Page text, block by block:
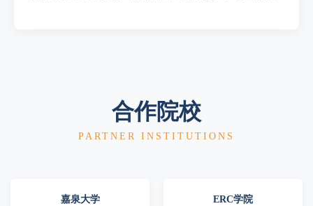
合作院校
PARTNER INSTITUTIONS
嘉泉大学 ERC学院